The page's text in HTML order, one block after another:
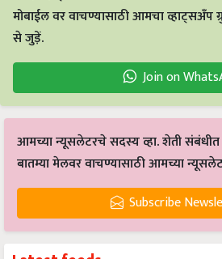
से जुड़ें.
Join on
आमच्या न्यूसलेटरचे सदस्य व्हा. शेती
बातम्या मेलवर वाचण्यासाठी आमच्या
Subscribe